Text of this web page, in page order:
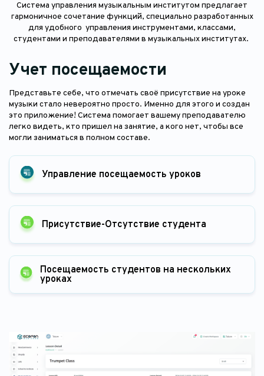
Система управления музыкальным институтом предлагает
гармоничное сочетание функций, специально разработанных
для удобного управления инструментами, классами,
студентами и преподавателями в музыкальных институтах.
Учет посещаемости
Представьте себе, что отмечать своё присутствие на уроке
музыки стало невероятно просто. Именно для этого и создан
это приложение! Система помогает вашему преподавателю
легко видеть, кто пришел на занятие, а кого нет, чтобы все
могли заниматься в полном составе.
Управление посещаемость уроков
Присутствие-Отсутствие студента
Посещаемость студентов на нескольких
уроках